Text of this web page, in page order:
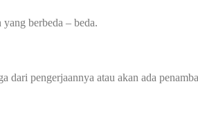
berbeda – beda.
pengerjaannya atau akan ada